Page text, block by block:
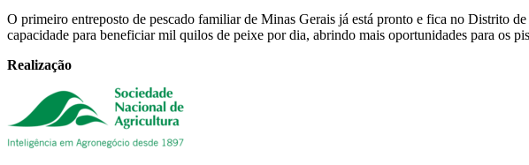
O primeiro entreposto de pescado familiar de Minas Gerais já está pronto e fica no Distrito
capacidade para beneficiar mil quilos de peixe por dia, abrindo mais oportunidades para os
Realização